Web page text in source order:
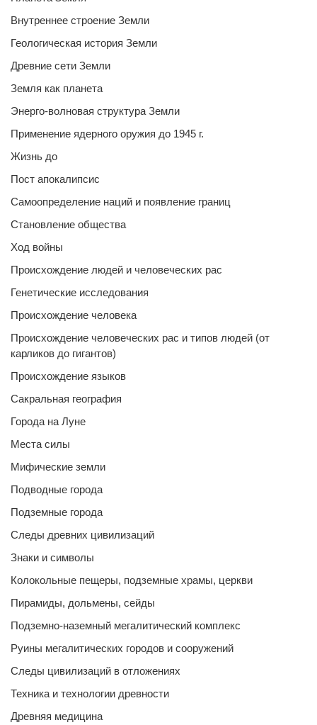
Внутреннее строение Земли
Геологическая история Земли
Древние сети Земли
Земля как планета
Энерго-волновая структура Земли
Применение ядерного оружия до 1945 г.
Жизнь до
Пост апокалипсис
Самоопределение наций и появление границ
Становление общества
Ход войны
Происхождение людей и человеческих рас
Генетические исследования
Происхождение человека
Происхождение человеческих рас и типов людей (от
карликов до гигантов)
Происхождение языков
Сакральная география
Города на Луне
Места силы
Мифические земли
Подводные города
Подземные города
Следы древних цивилизаций
Знаки и символы
Колокольные пещеры, подземные храмы, церкви
Пирамиды, дольмены, сейды
Подземно-наземный мегалитический комплекс
Руины мегалитических городов и сооружений
Следы цивилизаций в отложениях
Техника и технологии древности
Древняя медицина